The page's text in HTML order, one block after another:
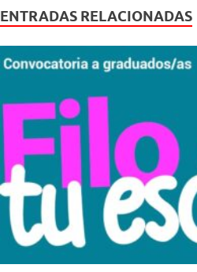
e
b
o
k
er s
A
p
p
ENTRADAS RELACIONADAS